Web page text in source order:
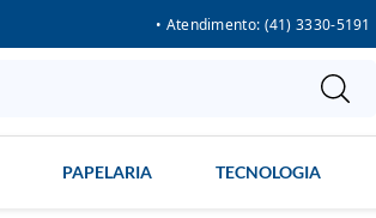
• Atendimento: (41) 3330-5191
PAPELARIA TECNOLOGIA